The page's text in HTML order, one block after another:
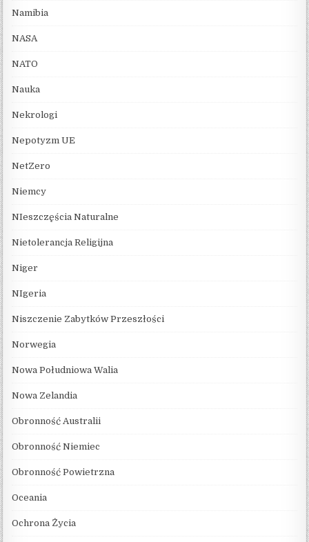
Namibia
NASA
NATO
Nauka
Nekrologi
Nepotyzm UE
NetZero
Niemcy
NIeszczęścia Naturalne
Nietolerancja Religijna
Niger
NIgeria
Niszczenie Zabytków Przeszłości
Norwegia
Nowa Południowa Walia
Nowa Zelandia
Obronność Australii
Obronność Niemiec
Obronność Powietrzna
Oceania
Ochrona Życia